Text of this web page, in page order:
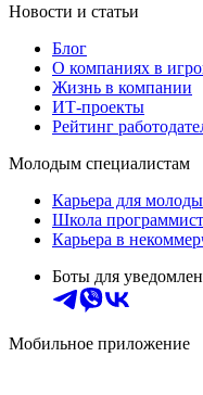
Новости и статьи
Блог
О компаниях в
Жизнь в компании
ИТ-проекты
Рейтинг
Молодым специалистам
Карьера для
Школа
Карьера в
Боты для
Мобильное приложение